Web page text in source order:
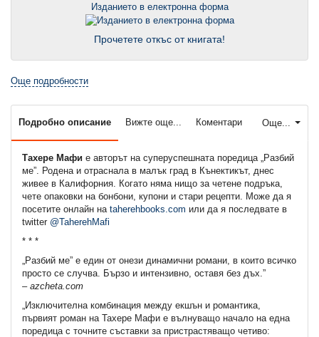
Изданието в електронна форма
Прочетете откъс от книгата!
Още подробности
Още...
Подробно описание Вижте още... Коментари
Тахере Мафи е авторът на суперуспешната поредица „Разбий
ме”. Родена и отраснала в малък град в Кънектикът, днес
живее в Калифорния. Когато няма нищо за четене подръка,
чете опаковки на бонбони, купони и стари рецепти. Може да я
посетите онлайн на taherehbooks.com или да я последвате в
twitter @TaherehMafi
* * *
„Разбий ме” е един от онези динамични романи, в които всичко
просто се случва. Бързо и интензивно, оставя без дъх.”
– azcheta.com
„Изключителна комбинация между екшън и романтика,
първият роман на Тахере Мафи е вълнуващо начало на една
поредица с точните съставки за пристрастяващо четиво: